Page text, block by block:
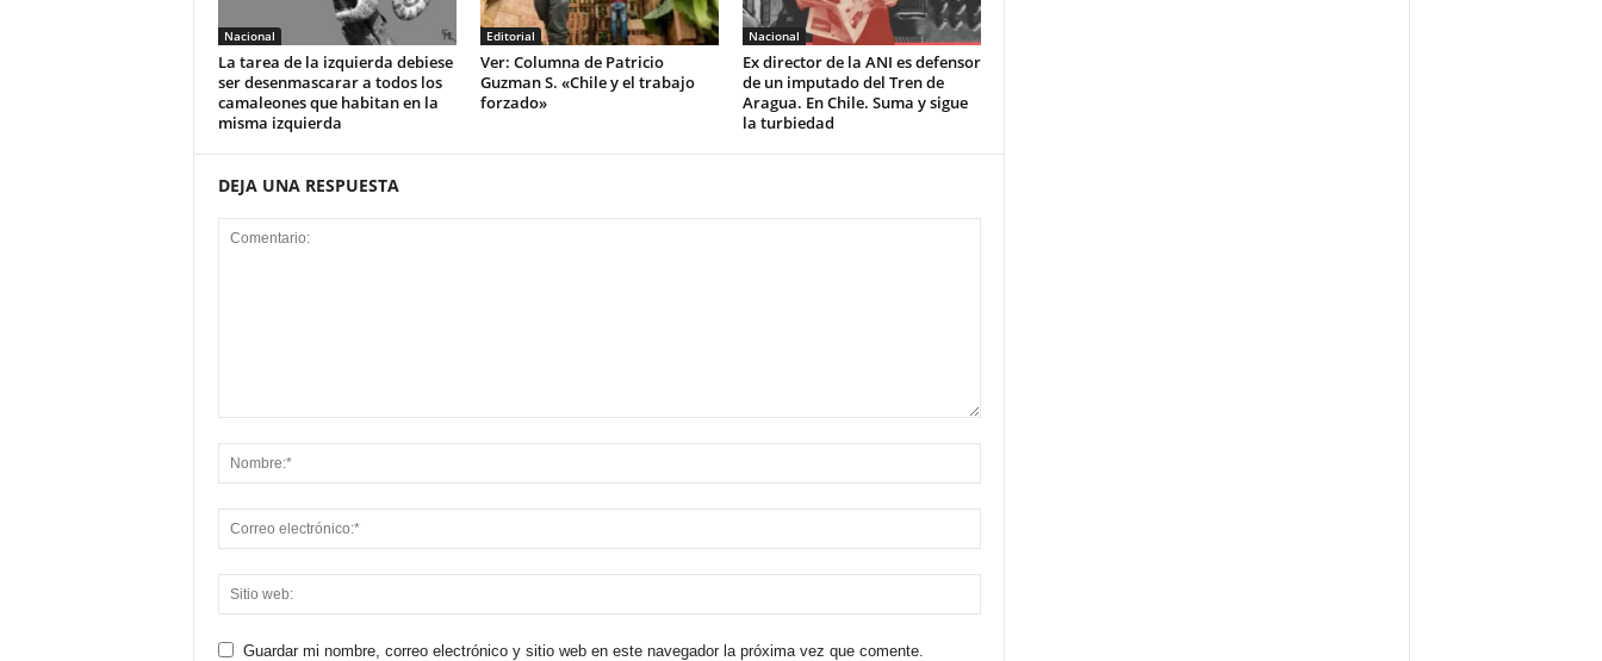
Nacional
La tarea de la izquierda debiese
ser desenmascarar a todos los
camaleones que habitan en la
misma izquierda
Editorial
Ver: Columna de Patricio
Guzman S. «Chile y el trabajo
forzado»
Nacional
Ex director de la ANI es defensor
de un imputado del Tren de
Aragua. En Chile. Suma y sigue
la turbiedad
DEJA UNA RESPUESTA
Guardar mi nombre, correo electrónico y sitio web en este navegador la próxima vez que comente.